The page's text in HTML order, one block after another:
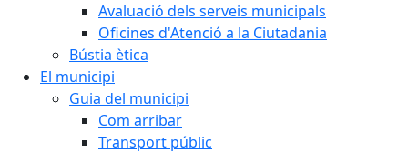
Avaluació dels serveis municipals
Oficines d'Atenció a la Ciutadania
Bústia ètica
El municipi
Guia del municipi
Com arribar
Transport públic